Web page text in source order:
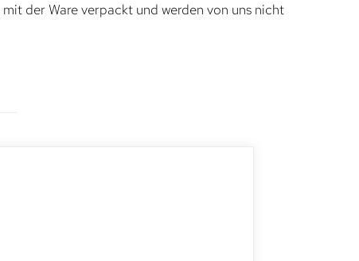
der Ware verpackt und werden von uns nicht